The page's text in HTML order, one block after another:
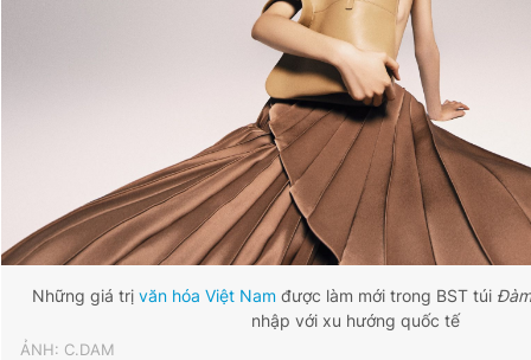
Những giá trị văn hóa Việt Namđược làm mới trong BST túi Đàm
nhập với xu hướng quốc tế
ẢNH: C.DAM